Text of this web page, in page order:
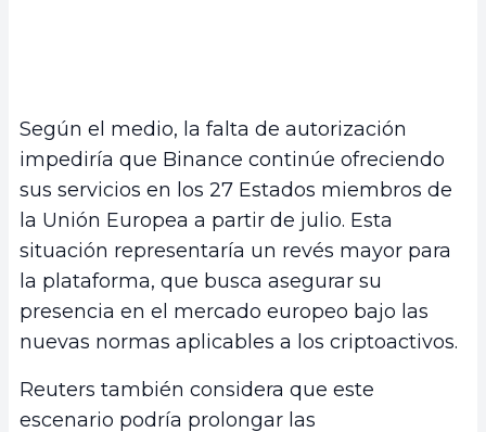
Según el medio, la falta de autorización
impediría que Binance continúe ofreciendo
sus servicios en los 27 Estados miembros de
la Unión Europea a partir de julio. Esta
situación representaría un revés mayor para
la plataforma, que busca asegurar su
presencia en el mercado europeo bajo las
nuevas normas aplicables a los criptoactivos.
Reuters también considera que este
escenario podría prolongar las